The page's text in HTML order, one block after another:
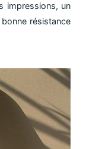
impressions, un
résistance